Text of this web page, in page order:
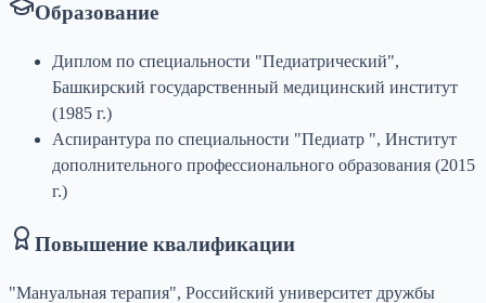
Образование
Диплом по специальности "Педиатрический",
Башкирский государственный медицинский институт
(1985 г.)
Аспирантура по специальности "Педиатр ", Институт
дополнительного профессионального образования (2015
г.)
Повышение квалификации
"Мануальная терапия", Российский университет дружбы